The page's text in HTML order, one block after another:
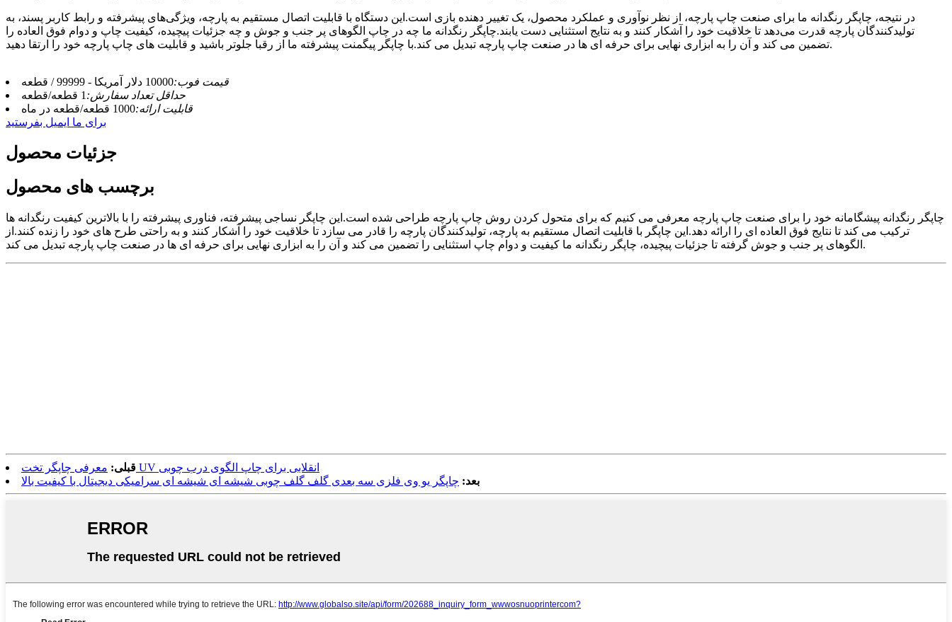
در نتیجه، چاپگر رنگدانه ما برای صنعت چاپ پارچه، از نظر نوآوری و عملکرد محصول، یک تغییر دهنده بازی است.این دستگاه با قابلیت اتصال مستقیم به پارچه، ویژگی‌های پیشرفته و رابط کاربر پسند، به
تولیدکنندگان پارچه قدرت می‌دهد تا خلاقیت خود را آشکار کنند و به نتایج استثنایی دست یابند.چاپگر رنگدانه ما چه در چاپ الگوهای پر جنب و جوش و چه جزئیات پیچیده، کیفیت چاپ و دوام فوق العاده را
تضمین می کند و آن را به ابزاری نهایی برای حرفه ای ها در صنعت چاپ پارچه تبدیل می کند.با چاپگر پیگمنت پیشرفته ما از رقبا جلوتر باشید و قابلیت های چاپ پارچه خود را ارتقا دهید.
قیمت فوب:10000 دلار آمریکا - 99999 / قطعه
حداقل تعداد سفارش: 1 قطعه/قطعه
قابلیت ارائه:1000 قطعه/قطعه در ماه
برای ما ایمیل بفرستید
جزئیات محصول
برچسب های محصول
چاپگر رنگدانه پیشگامانه خود را برای صنعت چاپ پارچه معرفی می کنیم که برای متحول کردن روش چاپ پارچه طراحی شده است.این چاپگر نساجی پیشرفته، فناوری پیشرفته را با بالاترین کیفیت رنگدانه ها
ترکیب می کند تا نتایج فوق العاده ای را ارائه دهد.این چاپگر با قابلیت اتصال مستقیم به پارچه، تولیدکنندگان پارچه را قادر می سازد تا خلاقیت خود را آشکار کنند و به راحتی طرح های خود را زنده کنند.از
الگوهای پر جنب و جوش گرفته تا جزئیات پیچیده، چاپگر رنگدانه ما کیفیت و دوام چاپ استثنایی را تضمین می کند و آن را به ابزاری نهایی برای حرفه ای ها در صنعت چاپ پارچه تبدیل می کند.
قبلی:
معرفی چاپگر تخت UV انقلابی برای چاپ الگوی درب چوبی
بعد: چاپگر یو وی فلزی سه بعدی گلف گلف چوبی شیشه ای شیشه ای سرامیکی دیجیتال با کیفیت بالا